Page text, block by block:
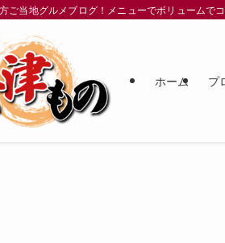
ご当地グルメブログ！メニューでボリュームで
ホーム プ